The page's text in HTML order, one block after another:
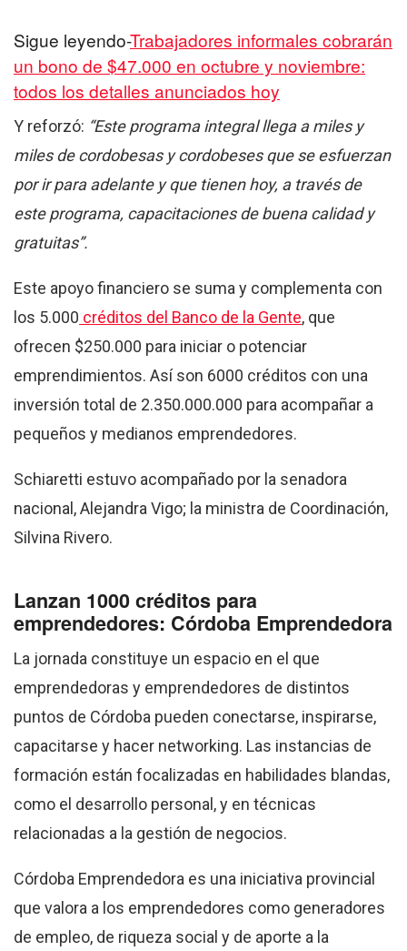
Sigue leyendo-Trabajadores informales cobrarán
un bono de $47.000 en octubre y noviembre:
todos los detalles anunciados hoy
Y reforzó: “Este programa integral llega a miles y
miles de cordobesas y cordobeses que se esfuerzan
por ir para adelante y que tienen hoy, a través de
este programa, capacitaciones de buena calidad y
gratuitas”.
Este apoyo financiero se suma y complementa con
los 5.000 créditos del Banco de la Gente, que
ofrecen $250.000 para iniciar o potenciar
emprendimientos. Así son 6000 créditos con una
inversión total de 2.350.000.000 para acompañar a
pequeños y medianos emprendedores.
Schiaretti estuvo acompañado por la senadora
nacional, Alejandra Vigo; la ministra de Coordinación,
Silvina Rivero.
Lanzan 1000 créditos para
emprendedores: Córdoba Emprendedora
La jornada constituye un espacio en el que
emprendedoras y emprendedores de distintos
puntos de Córdoba pueden conectarse, inspirarse,
capacitarse y hacer networking. Las instancias de
formación están focalizadas en habilidades blandas,
como el desarrollo personal, y en técnicas
relacionadas a la gestión de negocios.
Córdoba Emprendedora es una iniciativa provincial
que valora a los emprendedores como generadores
de empleo, de riqueza social y de aporte a la